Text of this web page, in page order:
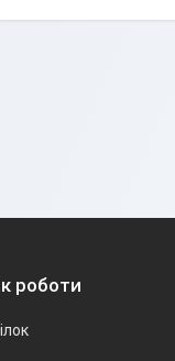
роботи